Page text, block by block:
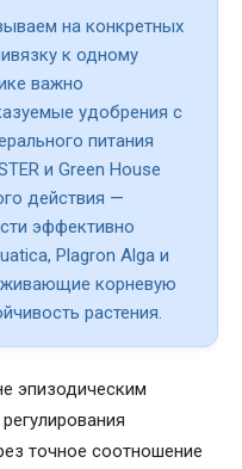
на конкретных
к одному
важно
удобрения с
питания
и Green House
действия —
эффективно
Plagron Alga и
корневую
растения.
эпизодическим
точное соотношение